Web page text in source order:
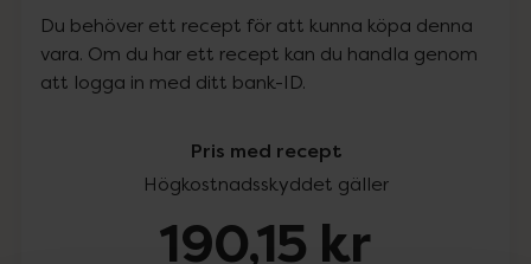
Du behöver ett recept för att kunna köpa denna
vara. Om du har ett recept kan du handla genom
att logga in med ditt bank-ID.
Pris med recept
Högkostnadsskyddet gäller
190,15 kr